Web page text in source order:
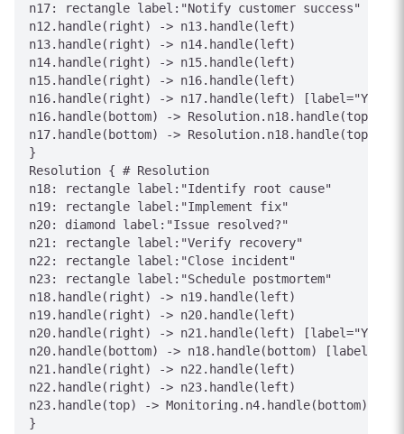
n17: rectangle label:"Notify customer success"
n12.handle(right) -> n13.handle(left)
n13.handle(right) -> n14.handle(left)
n14.handle(right) -> n15.handle(left)
n15.handle(right) -> n16.handle(left)
n16.handle(right) -> n17.handle(left) [label="Yes"]
n16.handle(bottom) -> Resolution.n18.handle(top)
n17.handle(bottom) -> Resolution.n18.handle(top)
}
Resolution { # Resolution
n18: rectangle label:"Identify root cause"
n19: rectangle label:"Implement fix"
n20: diamond label:"Issue resolved?"
n21: rectangle label:"Verify recovery"
n22: rectangle label:"Close incident"
n23: rectangle label:"Schedule postmortem"
n18.handle(right) -> n19.handle(left)
n19.handle(right) -> n20.handle(left)
n20.handle(right) -> n21.handle(left) [label="Yes"]
n20.handle(bottom) -> n18.handle(bottom)
n21.handle(right) -> n22.handle(left)
n22.handle(right) -> n23.handle(left)
n23.handle(top) -> Monitoring.n4.handle(bottom)